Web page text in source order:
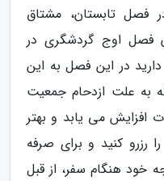
فصل تابستان، مشتاق
فصل اوج گردشگری در
در این فصل به این
به علت ازدحام جمعیت
افزایش می یابد و بهتر
رزرو کنید و برای صرفه
خود هنگام سفر، از قبل